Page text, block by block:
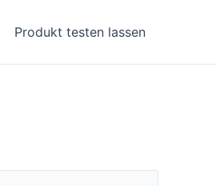
Produkt testen lassen